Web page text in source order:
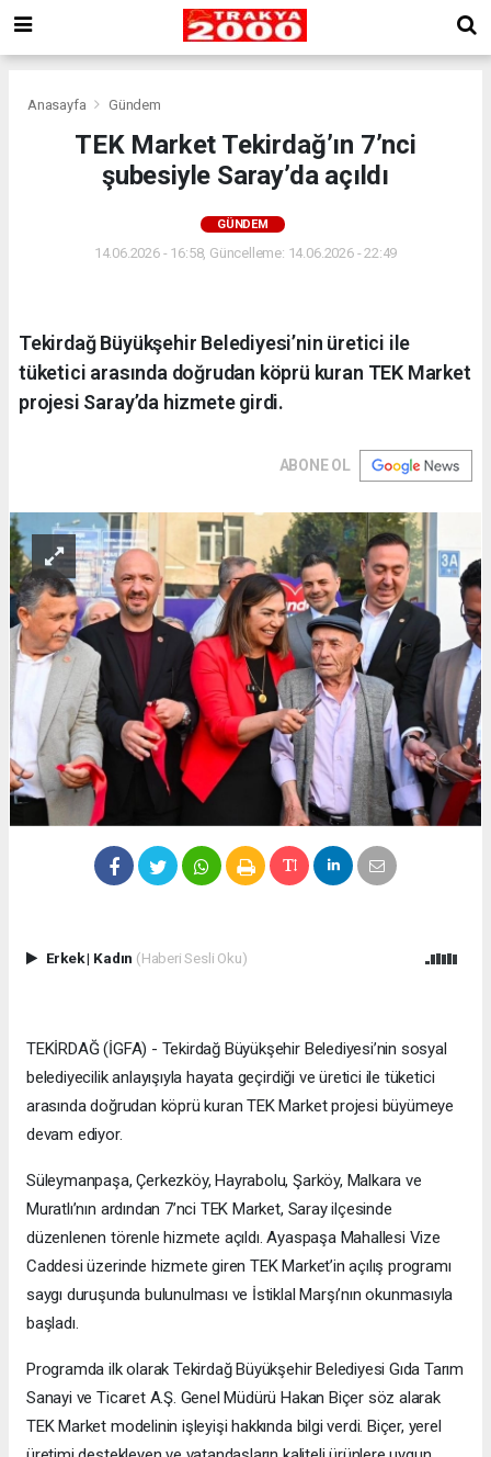
Anasayfa Gündem
TEK Market Tekirdağ’ın 7’nci
şubesiyle Saray’da açıldı
GÜNDEM
14.06.2026 - 16:58, Güncelleme: 14.06.2026 - 22:49
Tekirdağ Büyükşehir Belediyesi’nin üretici ile
tüketici arasında doğrudan köprü kuran TEK Market
projesi Saray’da hizmete girdi.
ABONE OL
Erkek| Kadın (Haberi Sesli Oku)
TEKİRDAĞ (İGFA) - Tekirdağ Büyükşehir Belediyesi’nin sosyal
belediyecilik anlayışıyla hayata geçirdiği ve üretici ile tüketici
arasında doğrudan köprü kuran TEK Market projesi büyümeye
devam ediyor.
Süleymanpaşa, Çerkezköy, Hayrabolu, Şarköy, Malkara ve
Muratlı’nın ardından 7’nci TEK Market, Saray ilçesinde
düzenlenen törenle hizmete açıldı. Ayaspaşa Mahallesi Vize
Caddesi üzerinde hizmete giren TEK Market’in açılış programı
saygı duruşunda bulunulması ve İstiklal Marşı’nın okunmasıyla
başladı.
Programda ilk olarak Tekirdağ Büyükşehir Belediyesi Gıda Tarım
Sanayi ve Ticaret A.Ş. Genel Müdürü Hakan Biçer söz alarak
TEK Market modelinin işleyişi hakkında bilgi verdi. Biçer, yerel